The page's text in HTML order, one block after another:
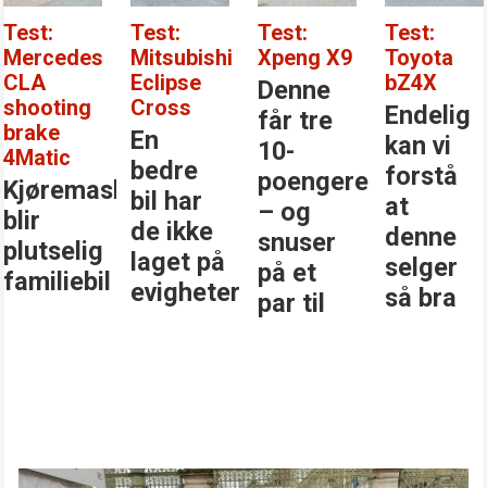
Test:
Mercedes
CLA
shooting
brake
4Matic
Kjøremaskinen
blir
plutselig
familiebil
Test:
Mitsubishi
Eclipse
Cross
En
bedre
bil har
de ikke
laget på
evigheter
Test:
Xpeng X9
Denne
får tre
10-
poengere
– og
snuser
på et
par til
Test:
Toyota
bZ4X
Endelig
kan vi
forstå
at
denne
selger
så bra